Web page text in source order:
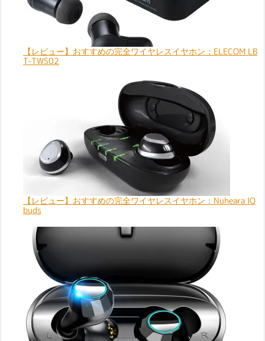
【レビュー】おすすめの完全ワイヤレスイヤホン：ELECOM LB
T-TWS02
【レビュー】おすすめの完全ワイヤレスイヤホン：Nuheara IQ
buds